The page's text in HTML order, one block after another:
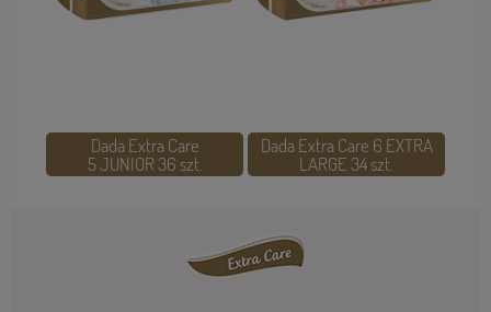
Dada Extra Care
5 JUNIOR 36 szt.
Dada Extra Care 6 EXTRA
LARGE 34 szt.